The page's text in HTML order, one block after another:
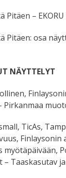
Pitäen –
Pitäen: osa
NÄYTTELYT
Pirkanmaa
TicAs,
Finlaysonin
myötäpäivään,
– Taaskasutav